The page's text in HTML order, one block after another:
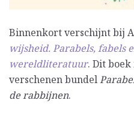
Binnenkort verschijnt bij
wijsheid. Parabels, fabels
wereldliteratuur. Dit
verschenen bundel
de rabbijnen.